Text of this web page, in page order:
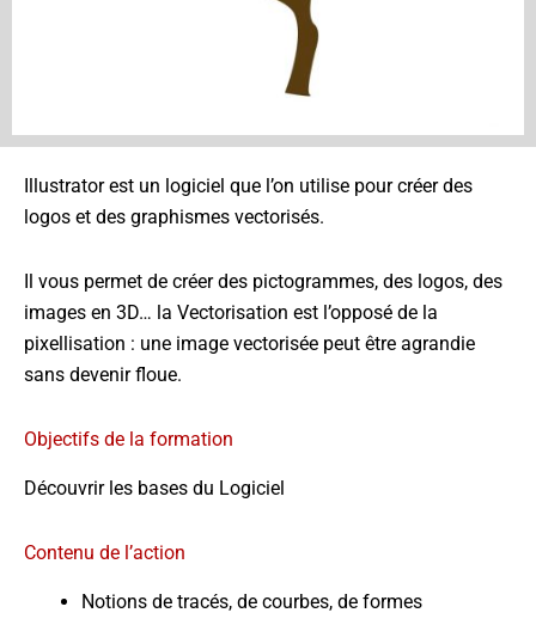
Illustrator est un logiciel que l’on utilise pour créer des
logos et des graphismes vectorisés.
Il vous permet de créer des pictogrammes, des logos, des
images en 3D… la Vectorisation est l’opposé de la
pixellisation : une image vectorisée peut être agrandie
sans devenir floue.
Objectifs de la formation
Découvrir les bases du Logiciel
Contenu de l’action
Notions de tracés, de courbes, de formes